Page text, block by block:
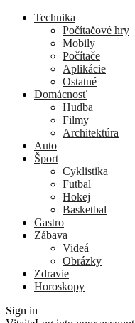
Technika
Počítačové hry
Mobily
Počítače
Aplikácie
Ostatné
Domácnosť
Hudba
Filmy
Architektúra
Auto
Šport
Cyklistika
Futbal
Hokej
Basketbal
Gastro
Zábava
Videá
Obrázky
Zdravie
Horoskopy
Sign in